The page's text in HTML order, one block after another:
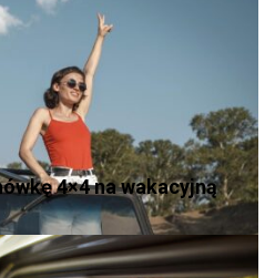
4×4 na wakacyjną